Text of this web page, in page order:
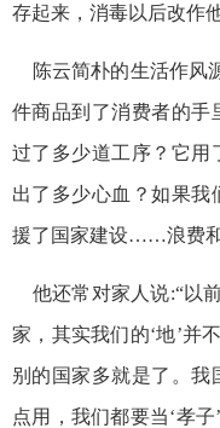
存起来，消毒以后改作他
陈云简朴的生活作风
件商品到了消费者的手
过了多少道工序？它用
出了多少心血？如果我
援了国家建设……浪费
他还常对家人说:“以
家，其实我们的‘地’并
别的国家多就是了。我
点用，我们都要当‘孝